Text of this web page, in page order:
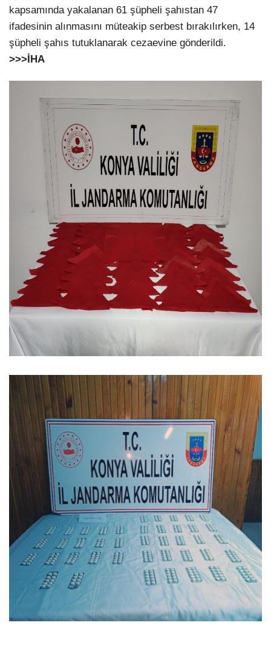
kapsamında yakalanan 61 şüpheli şahıstan 47
ifadesinin alınmasını müteakip serbest bırakılırken, 14
şüpheli şahıs tutuklanarak cezaevine gönderildi.
>>>İHA